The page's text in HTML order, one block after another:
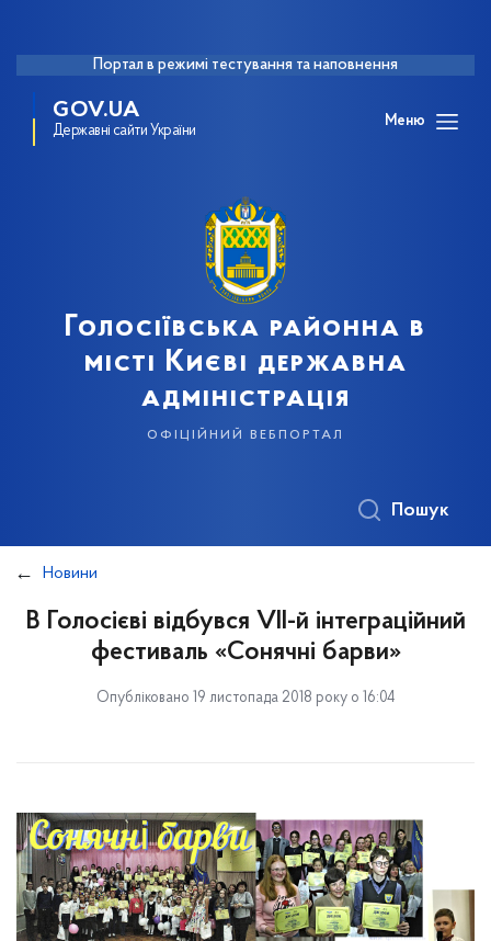
Портал в режимі тестування та наповнення
GOV.UA
Державні сайти України
Меню
Голосіївська районна в
місті Києві державна
адміністрація
офіційний вебпортал
Пошук
Новини
В Голосієві відбувся VІІ-й інтеграційний
фестиваль «Сонячні барви»
Опубліковано 19 листопада 2018 року о 16:04